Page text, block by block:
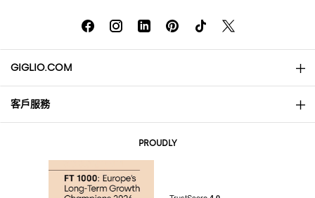
GIGLIO.COM
About
客戶服務
PROUDLY